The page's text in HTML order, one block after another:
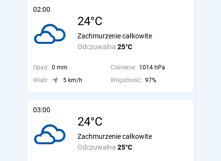
02:00
24°C
Odczuwalna 25°C
Zachmurzenie całkowite
Opad: 0 mm Ciśnienie: 1014 hPa
Wiatr:
5 km/h Wilgotność: 97%
03:00
24°C
Odczuwalna 25°C
Zachmurzenie całkowite